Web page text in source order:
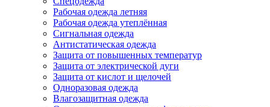
Рабочая одежда летняя
Рабочая одежда утеплённая
Сигнальная одежда
Антистатическая одежда
Защита от повышенных температур
Защита от электрической дуги
Защита от кислот и щелочей
Одноразовая одежда
Влагозащитная одежда